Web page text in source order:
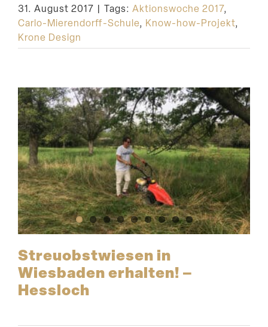
31. August 2017 | Tags: Aktionswoche 2017,
Carlo-Mierendorff-Schule, Know-how-Projekt,
Krone Design
Streu­obst­wiesen in
Wiesbaden erhalten! –
Hessloch